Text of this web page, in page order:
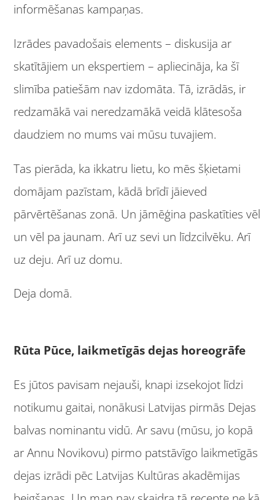
informēšanas kampaņas.
Izrādes pavadošais elements – diskusija ar
skatītājiem un ekspertiem – apliecināja, ka šī
slimība patiešām nav izdomāta. Tā, izrādās, ir
redzamākā vai neredzamākā veidā klātesoša
daudziem no mums vai mūsu tuvajiem.
Tas pierāda, ka ikkatru lietu, ko mēs šķietami
domājam pazīstam, kādā brīdī jāieved
pārvērtēšanas zonā. Un jāmēģina paskatīties vēl
un vēl pa jaunam. Arī uz sevi un līdzcilvēku. Arī
uz deju. Arī uz domu.
Deja domā.
Rūta Pūce, laikmetīgās dejas horeogrāfe
Es jūtos pavisam nejauši, knapi izsekojot līdzi
notikumu gaitai, nonākusi Latvijas pirmās Dejas
balvas nominantu vidū. Ar savu (mūsu, jo kopā
ar Annu Novikovu) pirmo patstāvīgo laikmetīgās
dejas izrādi pēc Latvijas Kultūras akadēmijas